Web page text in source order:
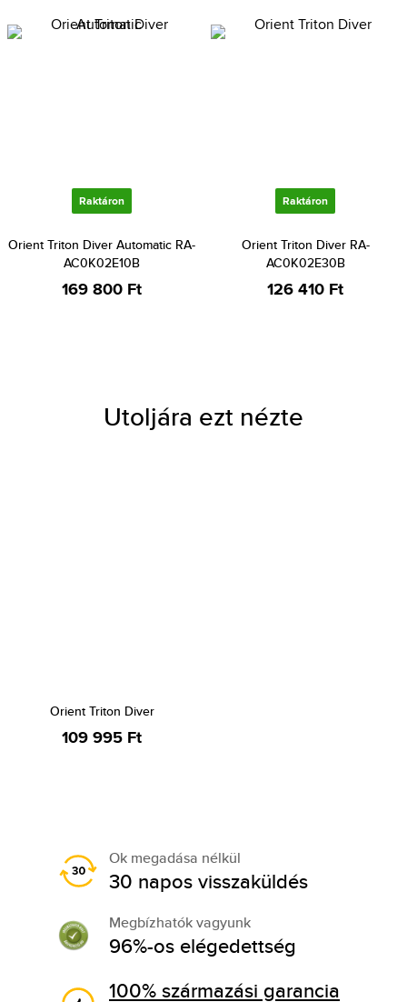
Raktáron
Orient Triton Diver Automatic RA-
AC0K02E10B
169 800 Ft
Raktáron
Orient Triton Diver RA-
AC0K02E30B
126 410 Ft
Utoljára ezt nézte
Orient Triton Diver
109 995 Ft
Ok megadása nélkül
30 napos visszaküldés
Megbízhatók vagyunk
96%-os elégedettség
100% származási garancia